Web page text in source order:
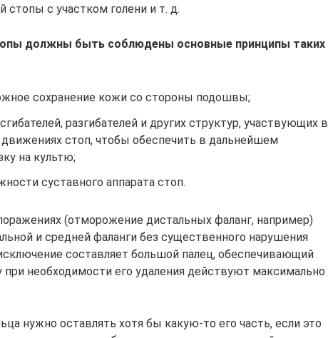
стопы с участком голени и т. д.
должны быть соблюдены основные принципы таких
сохранение кожи со стороны подошвы;
разгибателей и других структур, участвующих в
стоп, чтобы обеспечить в дальнейшем
на культю;
суставного аппарата стоп.
(отморожение дистальных фаланг, например)
и средней фаланги без существенного нарушения
составляет большой палец, обеспечивающий
необходимости его удаления действуют максимально
нужно оставлять хотя бы какую-то его часть, если это